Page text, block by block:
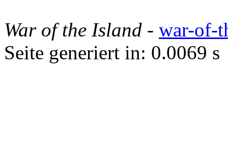
War of the Island - war-of-
Seite generiert in: 0.0069 s